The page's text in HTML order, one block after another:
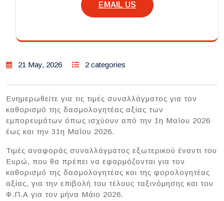
EMAIL US
21 May, 2026 2 categories
Ενημερωθείτε για τις τιμές συναλλάγματος για τον
καθορισμό της δασμολογητέας αξίας των
εμπορευμάτων όπως ισχύουν από την 1η Μαΐου 2026
έως και την 31η Μαΐου 2026.
Τιμές αναφοράς συναλλάγματος εξωτερικού έναντι του
Ευρώ, που θα πρέπει να εφαρμόζονται για τον
καθορισμό της δασμολογητέας και της φορολογητέας
αξίας, για την επιβολή του τέλους ταξινόμησης και του
Φ.Π.Α για τον μήνα Μάιο 2026.